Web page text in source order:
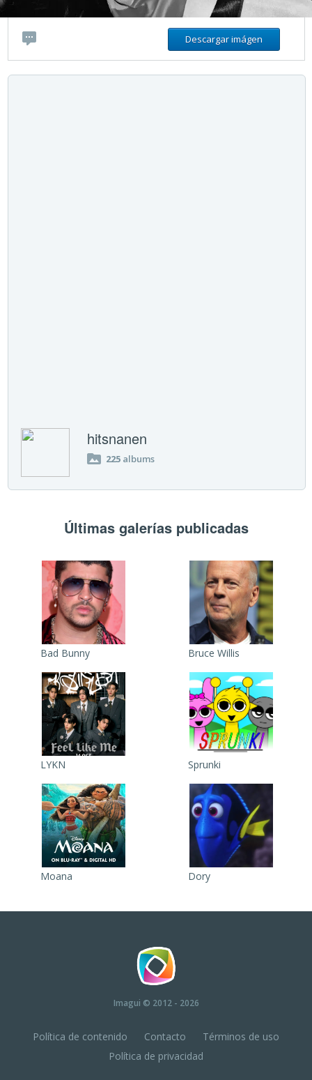
Descargar imágen
hitsnanen
225 albums
Últimas galerías publicadas
Bad Bunny Bruce Willis
LYKN Sprunki
Moana Dory
Imagui © 2012 - 2026
Política de contenido Contacto
Términos de uso
Política de privacidad